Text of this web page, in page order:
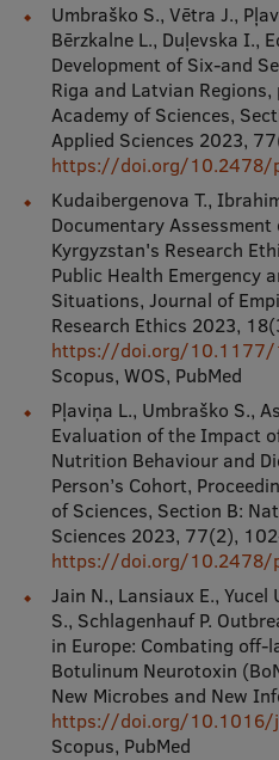
Umbraško S., Vētra J.,
Bērzkalne L., Duļevska I.,
Development of Six-and
Riga and Latvian
Academy of Sciences,
Applied Sciences 2023,
https://doi.org/10.2478/
Kudaibergenova T.,
Documentary
Kyrgyzstan's Research
Public Health Emergency
Situations, Journal of
Research Ethics 2023,
https://doi.org/10.1177/
Scopus, WOS, PubMed
Pļaviņa L., Umbraško S.,
Evaluation of the Impact
Nutrition Behaviour and
Person’s Cohort,
of Sciences, Section B:
Sciences 2023, 77(2),
https://doi.org/10.2478/
Jain N., Lansiaux E., Yucel
S., Schlagenhauf P.
in Europe: Combating off-
Botulinum Neurotoxin
New Microbes and New
https://doi.org/10.1016/
Scopus, PubMed